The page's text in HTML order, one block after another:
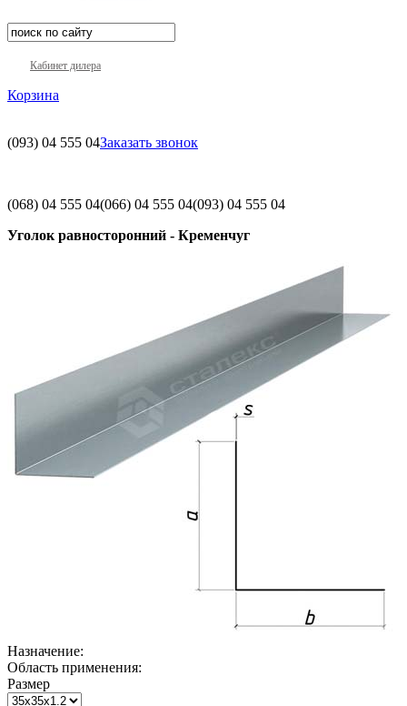
Кабинет дилера
Корзина
(093) 04 555 04Заказать звонок
(068) 04 555 04(066) 04 555 04(093) 04 555 04
Уголок равносторонний - Кременчуг
Назначение:
Область применения:
Размер